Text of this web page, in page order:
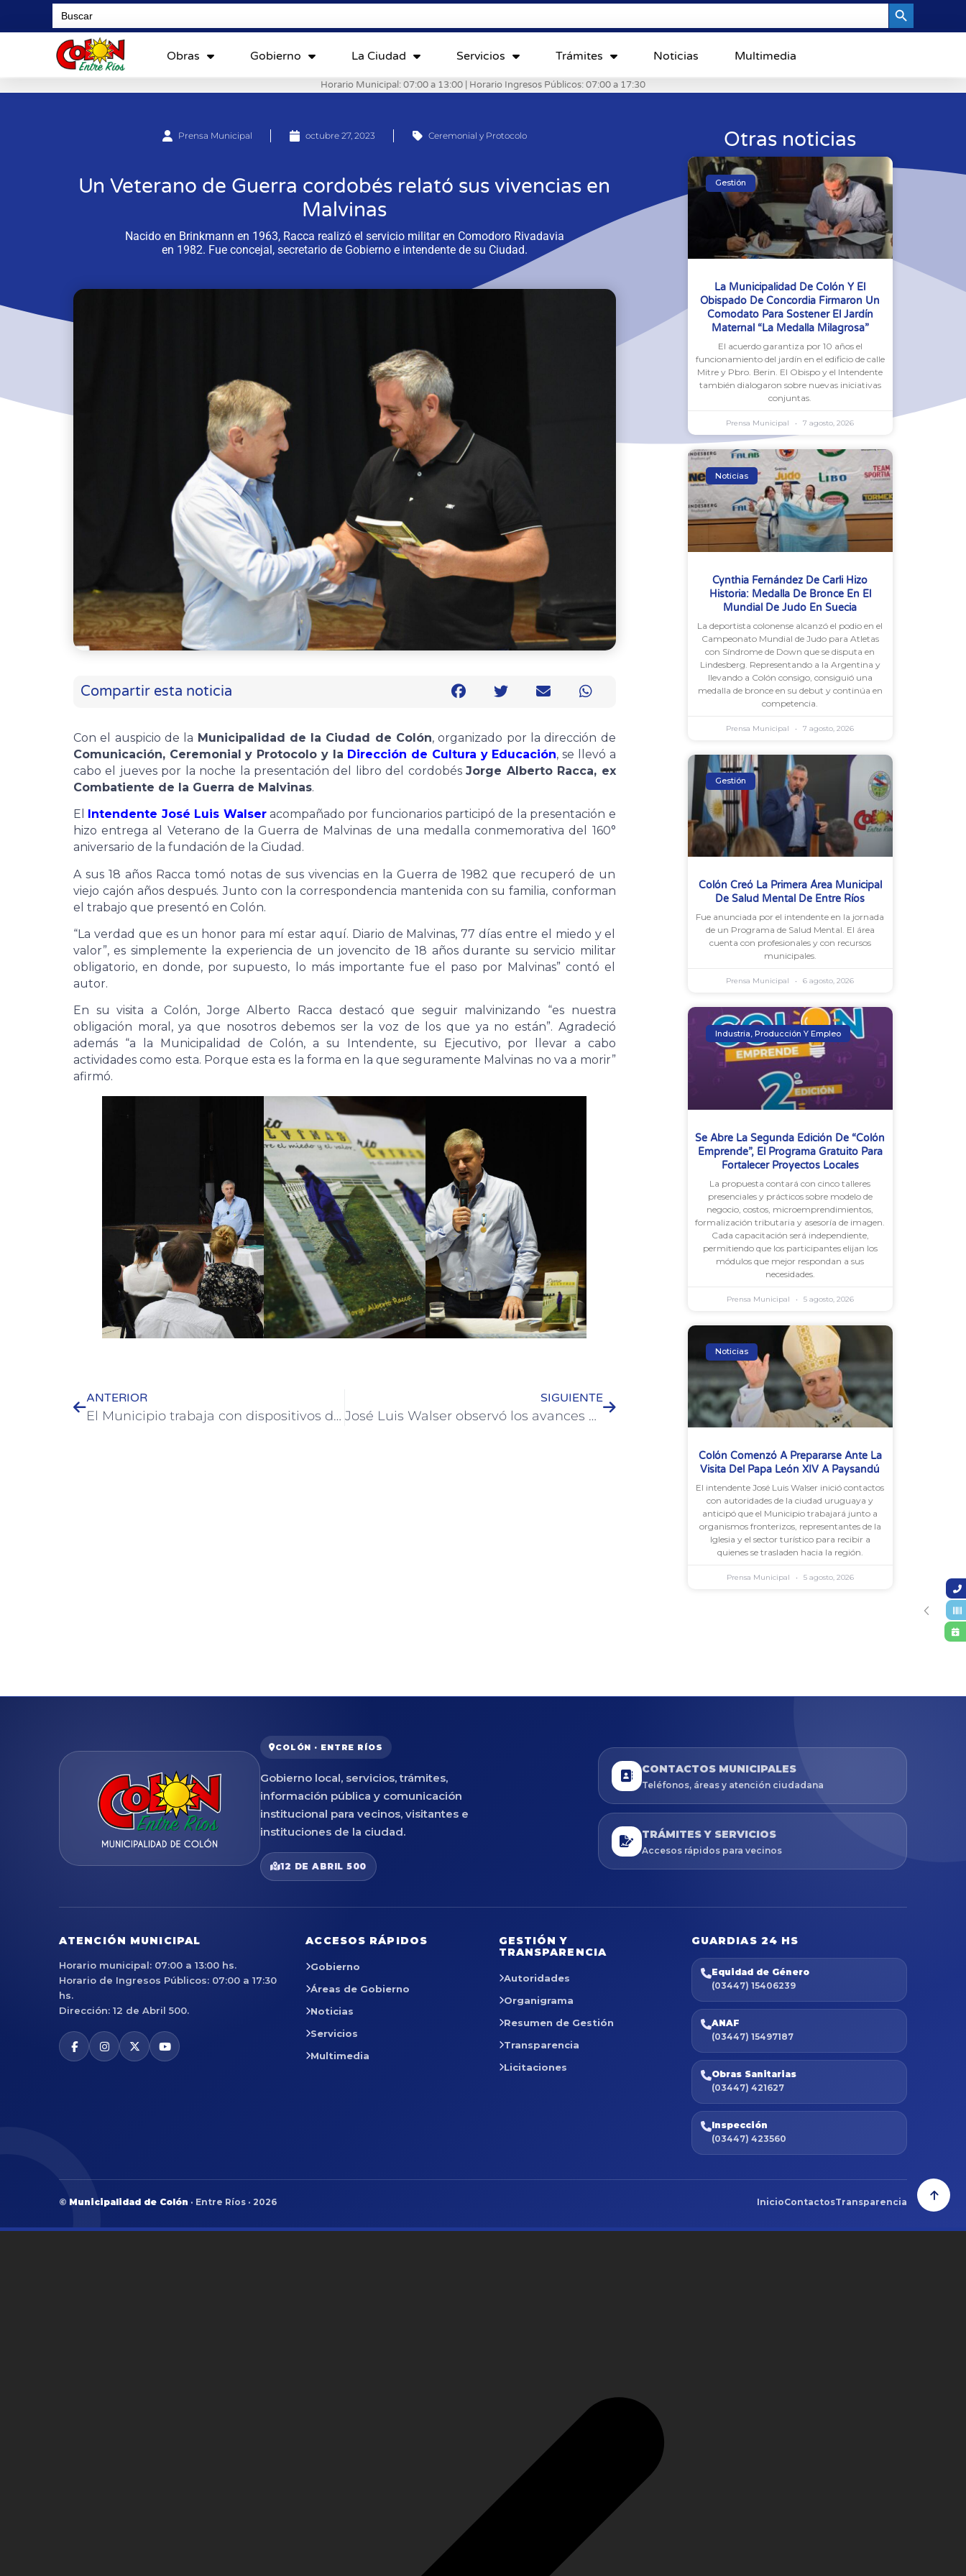
Search
for:
Obras Gobierno La Ciudad Servicios Trámites Noticias Multimedia
Horario Municipal: 07:00 a 13:00 | Horario Ingresos Públicos: 07:00 a 17:30
Prensa Municipal octubre 27, 2023 Ceremonial y Protocolo
Un Veterano de Guerra cordobés relató sus vivencias en
Malvinas
Nacido en Brinkmann en 1963, Racca realizó el servicio militar en Comodoro Rivadavia
en 1982. Fue concejal, secretario de Gobierno e intendente de su Ciudad.
Compartir esta noticia
Con el auspicio de la Municipalidad de la Ciudad de Colón, organizado por la dirección de
Comunicación, Ceremonial y Protocolo y la Dirección de Cultura y Educación, se llevó a
cabo el jueves por la noche la presentación del libro del cordobésJorge Alberto Racca, ex
Combatiente de la Guerra de Malvinas.
El
Intendente José Luis Walseracompañado por funcionarios participó de la presentación e
hizo entrega al Veterano de la Guerra de Malvinas de una medalla conmemorativa del 160°
aniversario de la fundación de la Ciudad.
A sus 18 años Racca tomó notas de sus vivencias en la Guerra de 1982 que recuperó de un
viejo cajón años después. Junto con la correspondencia mantenida con su familia, conforman
el trabajo que presentó en Colón.
“La verdad que es un honor para mí estar aquí. Diario de Malvinas, 77 días entre el miedo y el
valor”, es simplemente la experiencia de un jovencito de 18 años durante su servicio militar
obligatorio, en donde, por supuesto, lo más importante fue el paso por Malvinas” contó el
autor.
En su visita a Colón, Jorge Alberto Racca destacó que seguir malvinizando “es nuestra
obligación moral, ya que nosotros debemos ser la voz de los que ya no están”. Agradeció
además “a la Municipalidad de Colón, a su Intendente, su Ejecutivo, por llevar a cabo
actividades como esta. Porque esta es la forma en la que seguramente Malvinas no va a morir”
afirmó.
ANTERIOR
El Municipio trabaja con dispositivos de prevención para evacuar familias antes que llegue la creciente
SIGUIENTE
José Luis Walser observó los avances en la obra de la cuenca Salta
Otras noticias
Gestión
La Municipalidad De Colón Y El
Obispado De Concordia Firmaron Un
Comodato Para Sostener El Jardín
Maternal “La Medalla Milagrosa”
El acuerdo garantiza por 10 años el
funcionamiento del jardín en el edificio de calle
Mitre y Pbro. Berin. El Obispo y el Intendente
también dialogaron sobre nuevas iniciativas
conjuntas.
Prensa Municipal 7 agosto, 2026
Noticias
Cynthia Fernández De Carli Hizo
Historia: Medalla De Bronce En El
Mundial De Judo En Suecia
La deportista colonense alcanzó el podio en el
Campeonato Mundial de Judo para Atletas
con Síndrome de Down que se disputa en
Lindesberg. Representando a la Argentina y
llevando a Colón consigo, consiguió una
medalla de bronce en su debut y continúa en
competencia.
Prensa Municipal 7 agosto, 2026
Gestión
Colón Creó La Primera Área Municipal
De Salud Mental De Entre Ríos
Fue anunciada por el intendente en la jornada
de un Programa de Salud Mental. El área
cuenta con profesionales y con recursos
municipales.
Prensa Municipal 6 agosto, 2026
Industria, Producción Y Empleo
Se Abre La Segunda Edición De “Colón
Emprende”, El Programa Gratuito Para
Fortalecer Proyectos Locales
La propuesta contará con cinco talleres
presenciales y prácticos sobre modelo de
negocio, costos, microemprendimientos,
formalización tributaria y asesoría de imagen.
Cada capacitación será independiente,
permitiendo que los participantes elijan los
módulos que mejor respondan a sus
necesidades.
Prensa Municipal 5 agosto, 2026
Noticias
Colón Comenzó A Prepararse Ante La
Visita Del Papa León XIV A Paysandú
El intendente José Luis Walser inició contactos
con autoridades de la ciudad uruguaya y
anticipó que el Municipio trabajará junto a
organismos fronterizos, representantes de la
Iglesia y el sector turístico para recibir a
quienes se trasladen hacia la región.
Prensa Municipal 5 agosto, 2026
COLÓN · ENTRE RÍOS
Gobierno local, servicios, trámites,
información pública y comunicación
institucional para vecinos, visitantes e
instituciones de la ciudad.
12 DE ABRIL 500
CONTACTOS MUNICIPALES
Teléfonos, áreas y atención ciudadana
TRÁMITES Y SERVICIOS
Accesos rápidos para vecinos
ATENCIÓN MUNICIPAL
Horario municipal: 07:00 a 13:00 hs.
Horario de Ingresos Públicos: 07:00 a 17:30
hs.
Dirección: 12 de Abril 500.
ACCESOS RÁPIDOS
Gobierno
Áreas de Gobierno
Noticias
Servicios
Multimedia
GESTIÓN Y
TRANSPARENCIA
Autoridades
Organigrama
Resumen de Gestión
Transparencia
Licitaciones
GUARDIAS 24 HS
Equidad de Género
(03447) 15406239
ANAF
(03447) 15497187
Obras Sanitarias
(03447) 421627
Inspección
(03447) 423560
© Municipalidad de Colón · Entre Ríos · 2026 InicioContactosTransparencia